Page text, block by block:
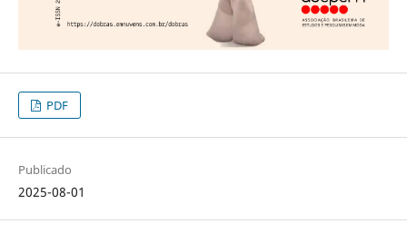
PDF
Publicado
2025-08-01